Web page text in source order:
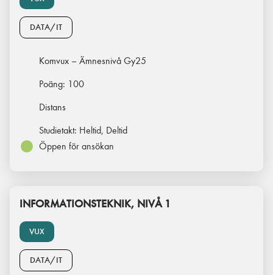
DATA/IT
Komvux – Ämnesnivå Gy25
Poäng: 100
Distans
Studietakt: Heltid, Deltid
Öppen för ansökan
VUX
INFORMATIONSTEKNIK, NIVÅ 1
DATA/IT